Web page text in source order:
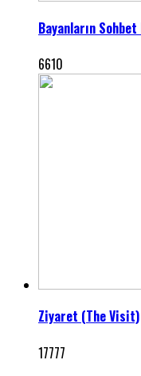
Bayanların
6610
Ziyaret (The Visit)
17777